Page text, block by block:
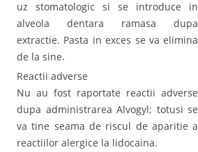
uz stomatologic si se introduce in
alveola dentara ramasa dupa
extractie. Pasta in exces se va elimina
de la sine.
Reactii adverse
Nu au fost raportate reactii adverse
dupa administrarea Alvogyl; totusi se
va tine seama de riscul de aparitie a
reactiilor alergice la lidocaina.